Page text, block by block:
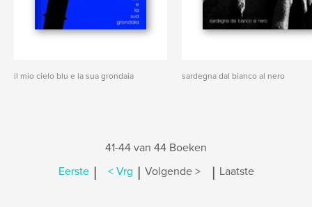
il mio cielo blu e la sua grondaia sardegna dal bianco al nero
41-44 van 44 Boeken
Eerste | < Vrg | Volgende > | Laatste